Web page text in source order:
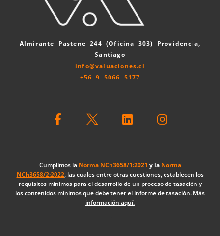
Almirante Pastene 244 (Oficina 303) Providencia,
Santiago
info@valuaciones.cl
+56 9 5066 5177
a
o
o
k
i
d
i
n
n
g
r
a
Cumplimos la Norma NCh3658/1:2021 y la Norma
NCh3658/2:2022, las cuales entre otras cuestiones, establecen los
requisitos mínimos para el desarrollo de un proceso de tasación y
los contenidos mínimos que debe tener el informe de tasación. Más
información aquí.